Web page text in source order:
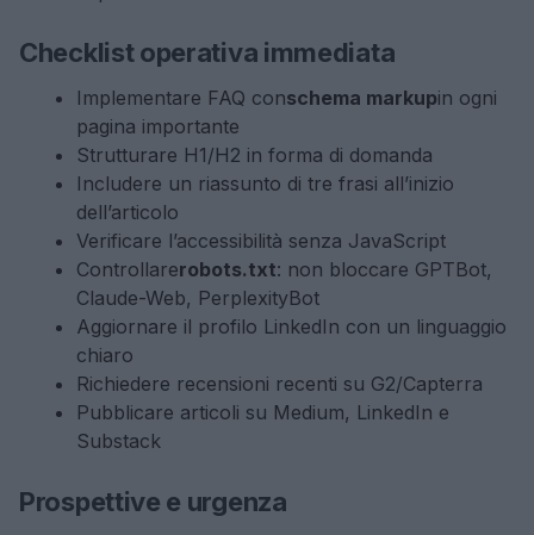
Checklist operativa immediata
Implementare FAQ conschema markupin ogni
pagina importante
Strutturare H1/H2 in forma di domanda
Includere un riassunto di tre frasi all’inizio
dell’articolo
Verificare l’accessibilità senza JavaScript
Controllarerobots.txt: non bloccare GPTBot,
Claude-Web, PerplexityBot
Aggiornare il profilo LinkedIn con un linguaggio
chiaro
Richiedere recensioni recenti su G2/Capterra
Pubblicare articoli su Medium, LinkedIn e
Substack
Prospettive e urgenza